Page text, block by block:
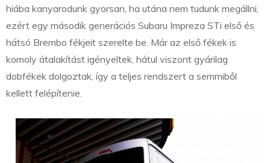
hiába kanyarodunk gyorsan, ha utána nem tudunk megállni,
ezért egy második generációs Subaru Impreza STi első és
hátsó Brembo fékjeit szerelte be. Már az első fékek is
komoly átalakítást igényeltek, hátul viszont gyárilag
dobfékek dolgoztak, így a teljes rendszert a semmiből
kellett felépítenie.